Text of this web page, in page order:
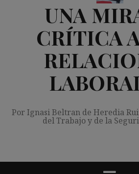
UNA
CRÍTICA
Por Ignasi Beltran de Heredia
del Trabajo y de la